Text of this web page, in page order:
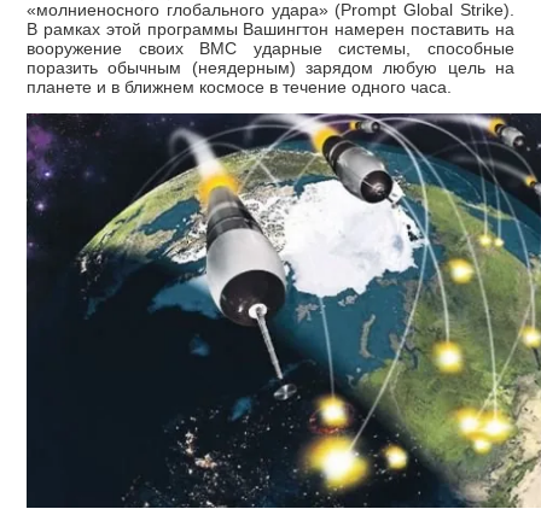
«молниеносного глобального удара» (Prompt Global Strike).
В рамках этой программы Вашингтон намерен поставить на
вооружение своих ВМС ударные системы, способные
поразить обычным (неядерным) зарядом любую цель на
планете и в ближнем космосе в течение одного часа.